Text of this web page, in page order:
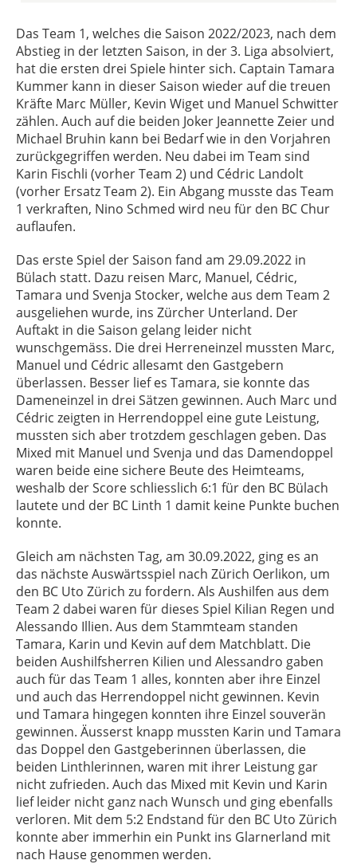
Das Team 1, welches die Saison 2022/2023, nach dem
Abstieg in der letzten Saison, in der 3. Liga absolviert,
hat die ersten drei Spiele hinter sich. Captain Tamara
Kummer kann in dieser Saison wieder auf die treuen
Kräfte Marc Müller, Kevin Wiget und Manuel Schwitter
zählen. Auch auf die beiden Joker Jeannette Zeier und
Michael Bruhin kann bei Bedarf wie in den Vorjahren
zurückgegriffen werden. Neu dabei im Team sind
Karin Fischli (vorher Team 2) und Cédric Landolt
(vorher Ersatz Team 2). Ein Abgang musste das Team
1 verkraften, Nino Schmed wird neu für den BC Chur
auflaufen.
Das erste Spiel der Saison fand am 29.09.2022 in
Bülach statt. Dazu reisen Marc, Manuel, Cédric,
Tamara und Svenja Stocker, welche aus dem Team 2
ausgeliehen wurde, ins Zürcher Unterland. Der
Auftakt in die Saison gelang leider nicht
wunschgemäss. Die drei Herreneinzel mussten Marc,
Manuel und Cédric allesamt den Gastgebern
überlassen. Besser lief es Tamara, sie konnte das
Dameneinzel in drei Sätzen gewinnen. Auch Marc und
Cédric zeigten in Herrendoppel eine gute Leistung,
mussten sich aber trotzdem geschlagen geben. Das
Mixed mit Manuel und Svenja und das Damendoppel
waren beide eine sichere Beute des Heimteams,
weshalb der Score schliesslich 6:1 für den BC Bülach
lautete und der BC Linth 1 damit keine Punkte buchen
konnte.
Gleich am nächsten Tag, am 30.09.2022, ging es an
das nächste Auswärtsspiel nach Zürich Oerlikon, um
den BC Uto Zürich zu fordern. Als Aushilfen aus dem
Team 2 dabei waren für dieses Spiel Kilian Regen und
Alessando Illien. Aus dem Stammteam standen
Tamara, Karin und Kevin auf dem Matchblatt. Die
beiden Aushilfsherren Kilien und Alessandro gaben
auch für das Team 1 alles, konnten aber ihre Einzel
und auch das Herrendoppel nicht gewinnen. Kevin
und Tamara hingegen konnten ihre Einzel souverän
gewinnen. Äusserst knapp mussten Karin und Tamara
das Doppel den Gastgeberinnen überlassen, die
beiden Linthlerinnen, waren mit ihrer Leistung gar
nicht zufrieden. Auch das Mixed mit Kevin und Karin
lief leider nicht ganz nach Wunsch und ging ebenfalls
verloren. Mit dem 5:2 Endstand für den BC Uto Zürich
konnte aber immerhin ein Punkt ins Glarnerland mit
nach Hause genommen werden.